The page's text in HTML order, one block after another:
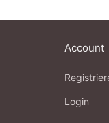
Account
Login